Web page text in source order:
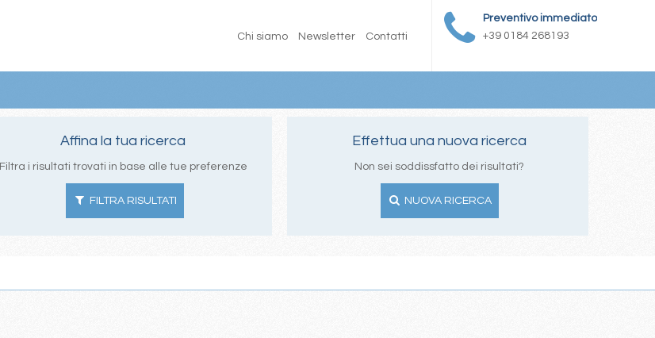
Preventivo immediato
+39 0184 268193
Chi siamo Newsletter Contatti
Affina la tua ricerca
Filtra i risultati trovati in base alle tue preferenze
FILTRA RISULTATI
Effettua una nuova ricerca
Non sei soddissfatto dei risultati?
NUOVA RICERCA